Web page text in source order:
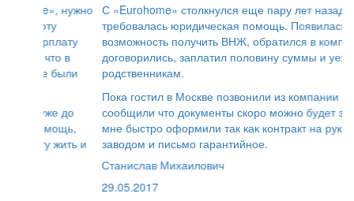
С «Eurohome» столкнулся еще пару лет назад, когда
требовалась юридическая помощь. Появилась
возможность получить ВНЖ, обратился в компанию,
договорились, заплатил половину суммы и уехал к
родственникам.
Пока гостил в Москве позвонили из компании и
сообщили что документы скоро можно будет забирать,
мне быстро оформили так как контракт на руках был с
заводом и письмо гарантийное.
Станислав Михаилович